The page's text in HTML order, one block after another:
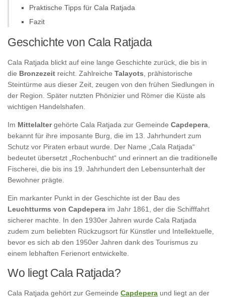
Praktische Tipps für Cala Ratjada
Fazit
Geschichte von Cala Ratjada
Cala Ratjada blickt auf eine lange Geschichte zurück, die bis in
die Bronzezeit reicht. Zahlreiche Talayots , prähistorische
Steintürme aus dieser Zeit, zeugen von den frühen Siedlungen in
der Region. Später nutzten Phönizier und Römer die Küste als
wichtigen Handelshafen.
Im Mittelaltergehörte Cala Ratjada zur Gemeinde Capdepera
bekannt für ihre imposante Burg, die im 13. Jahrhundert zum
Schutz vor Piraten erbaut wurde. Der Name „Cala Ratjada“
bedeutet übersetzt „Rochenbucht“ und erinnert an die traditionelle
Fischerei, die bis ins 19. Jahrhundert den Lebensunterhalt der
Bewohner prägte.
Ein markanter Punkt in der Geschichte ist der Bau des
Leuchtturms von Capdepera im Jahr 1861, der die Schifffahrt
sicherer machte. In den 1930er Jahren wurde Cala Ratjada
zudem zum beliebten Rückzugsort für Künstler und Intellektuelle,
bevor es sich ab den 1950er Jahren dank des Tourismus zu
einem lebhaften Ferienort entwickelte.
Wo liegt Cala Ratjada?
Cala Ratjada gehört zur Gemeinde Capdepera und liegt an der